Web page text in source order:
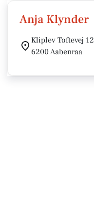
Anja Klynder
Kliplev Toftevej 12
6200 Aabenraa